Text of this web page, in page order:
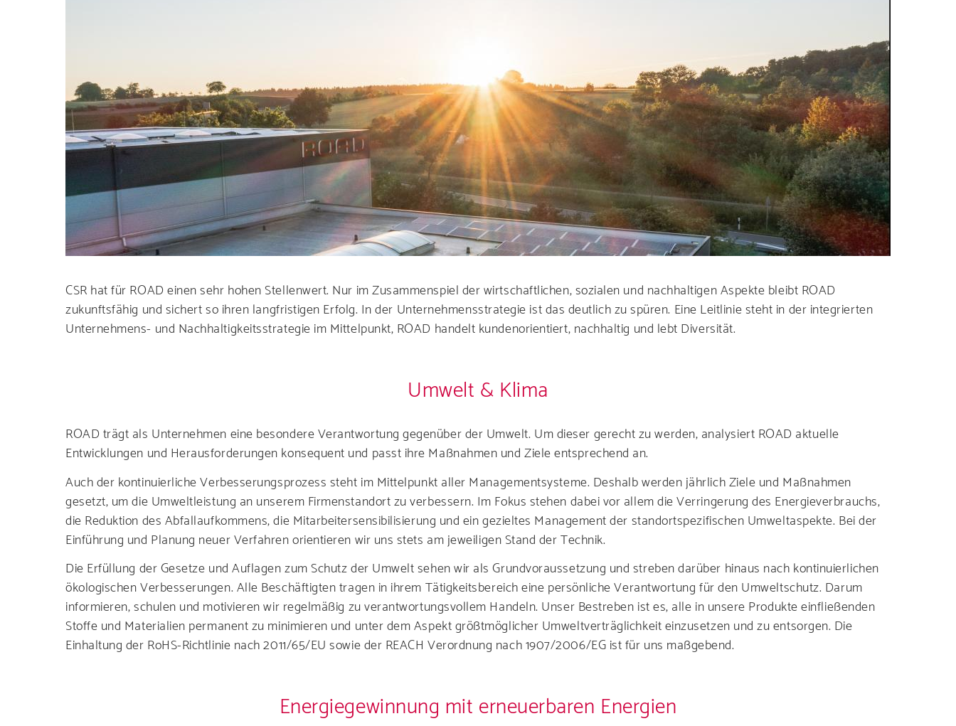
Produkte
Entdecken Sie unsere Produkte und
Lösungen für Ihre Branche
Karriere
Lesen Sie alles über eine Karriere bei uns
Service
Finden Sie diverse Broschüren, Zertifikate
und unsere AGBs
CSR hat für ROAD einen sehr hohen Stellenwert. Nur im Zusammenspiel der wirtschaftlichen, sozialen und nachhaltigen Aspekte bleibt ROAD
zukunftsfähig und sichert so ihren langfristigen Erfolg. In der Unternehmensstrategie ist das deutlich zu spüren. Eine Leitlinie steht in der integrierten
Unternehmens- und Nachhaltigkeitsstrategie im Mittelpunkt, ROAD handelt kundenorientiert, nachhaltig und lebt Diversität.
Umwelt & Klima
ROAD trägt als Unternehmen eine besondere Verantwortung gegenüber der Umwelt. Um dieser gerecht zu werden, analysiert ROAD aktuelle
Entwicklungen und Herausforderungen konsequent und passt ihre Maßnahmen und Ziele entsprechend an.
Auch der kontinuierliche Verbesserungsprozess steht im Mittelpunkt aller Managementsysteme. Deshalb werden jährlich Ziele und Maßnahmen
gesetzt, um die Umweltleistung an unserem Firmenstandort zu verbessern. Im Fokus stehen dabei vor allem die Verringerung des Energieverbrauchs,
die Reduktion des Abfallaufkommens, die Mitarbeitersensibilisierung und ein gezieltes Management der standortspezifischen Umweltaspekte. Bei der
Einführung und Planung neuer Verfahren orientieren wir uns stets am jeweiligen Stand der Technik.
Die Erfüllung der Gesetze und Auflagen zum Schutz der Umwelt sehen wir als Grundvoraussetzung und streben darüber hinaus nach kontinuierlichen
ökologischen Verbesserungen. Alle Beschäftigten tragen in ihrem Tätigkeitsbereich eine persönliche Verantwortung für den Umweltschutz. Darum
informieren, schulen und motivieren wir regelmäßig zu verantwortungsvollem Handeln. Unser Bestreben ist es, alle in unsere Produkte einfließenden
Stoffe und Materialien permanent zu minimieren und unter dem Aspekt größtmöglicher Umweltverträglichkeit einzusetzen und zu entsorgen. Die
Einhaltung der RoHS-Richtlinie nach 2011/65/EU sowie der REACH Verordnung nach 1907/2006/EG ist für uns maßgebend.
Energiegewinnung mit erneuerbaren Energien